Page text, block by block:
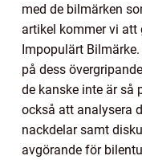
med de bilmärken
artikel kommer vi att
Impopulärt
på dess
de kanske inte är så
också att analysera
nackdelar samt
avgörande för